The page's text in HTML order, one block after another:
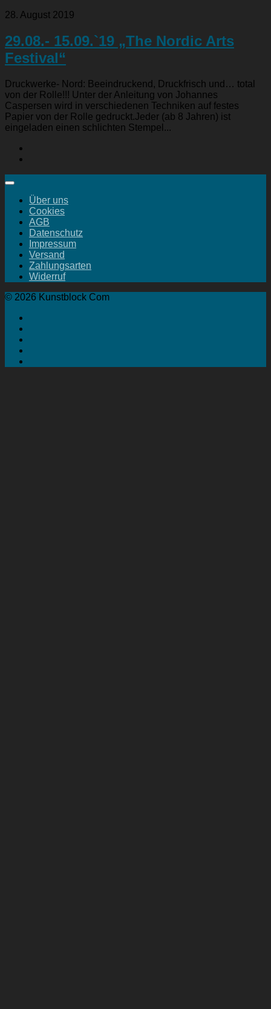
28. August 2019
29.08.- 15.09.`19 „The Nordic Arts
Festival“
Druckwerke- Nord: Beeindruckend, Druckfrisch und… total
von der Rolle!!! Unter der Anleitung von Johannes
Caspersen wird in verschiedenen Techniken auf festes
Papier von der Rolle gedruckt.Jeder (ab 8 Jahren) ist
eingeladen einen schlichten Stempel...
Über uns
Cookies
AGB
Datenschutz
Impressum
Versand
Zahlungsarten
Widerruf
© 2026 Kunstblock Com